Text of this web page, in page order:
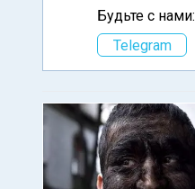
Будьте с нами:
Telegram